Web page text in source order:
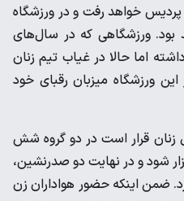
پردیس خواهد رفت و در ورزشگاه
بود. ورزشگاهی که در سال‌های
اما حالا در غیاب تیم زنان
ورزشگاه میزبان رقبای خود
زنان قرار است در دو گروه شش
شود و در نهایت دو صدرنشین،
ضمن اینکه حضور هواداران زن